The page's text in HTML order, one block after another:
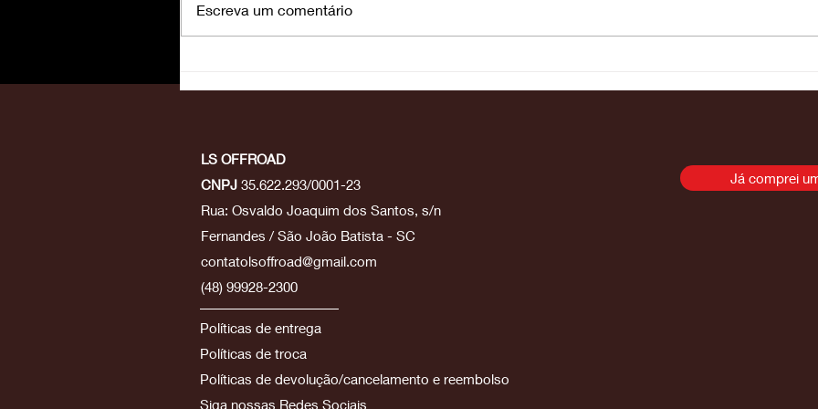
glória, o alemão que
confronto Leste/Oeste da
Escreva um comentário
LS OFFROAD
CNPJ 35.622.293/0001-23
Rua: Osvaldo Joaquim dos Santos, s/n
Fernandes / São João Batista - SC
contatolsoffroad@gmail.com
(48) 99928-2300
Já comprei
Políticas de entrega
Políticas de troca
Políticas de devolução/cancelamento e reembolso
Siga nossas Redes Sociais